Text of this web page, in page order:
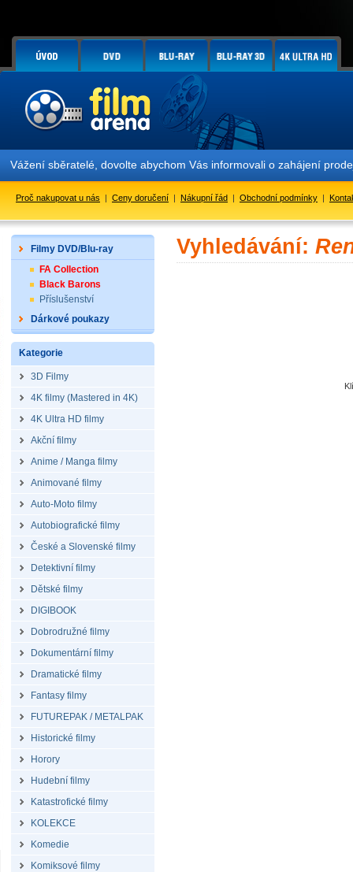
Vážení sběratelé, dovolte abychom Vás informovali o zahájení
Proč nakupovat u nás | Ceny doručení | Nákupní řád | Obchodní podmínky |
Filmy DVD/Blu-ray
FA Collection
Black Barons
Příslušenství
Dárkové poukazy
Kategorie
3D Filmy
4K filmy (Mastered in 4K)
4K Ultra HD filmy
Akční filmy
Anime / Manga filmy
Animované filmy
Auto-Moto filmy
Autobiografické filmy
České a Slovenské filmy
Detektivní filmy
Dětské filmy
DIGIBOOK
Dobrodružné filmy
Dokumentární filmy
Dramatické filmy
Fantasy filmy
FUTUREPAK / METALPAK
Historické filmy
Horory
Hudební filmy
Katastrofické filmy
KOLEKCE
Komedie
Komiksové filmy
Vyhledávání: